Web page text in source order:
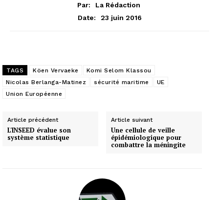
Par:
La Rédaction
Date:
23 juin 2016
TAGS Köen Vervaeke
Komi Selom Klassou
Nicolas Berlanga-Matinez
sécurité maritime
UE
Union Européenne
Article précédent
L'INSEED évalue son
système statistique
Article suivant
Une cellule de veille
épidémiologique pour
combattre la méningite